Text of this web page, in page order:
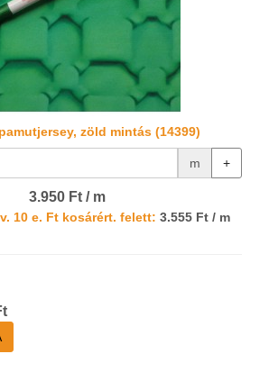
zöld mintás (14399)
m +
3.950 Ft / m
10 e. Ft kosárért. felett: 3.555 Ft / m